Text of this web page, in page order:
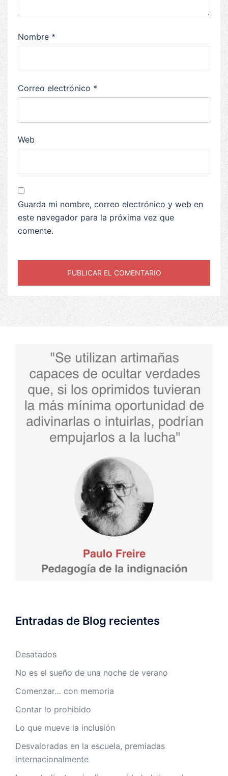
Nombre *
Correo electrónico *
Web
Guarda mi nombre, correo electrónico y web en
este navegador para la próxima vez que
comente.
Entradas de Blog recientes
Desatados
No es el sueño de una noche de verano
Comenzar… con memoria
Contar lo prohibido
Lo que mueve la inclusión
Desvaloradas en la escuela, premiadas
internacionalmente